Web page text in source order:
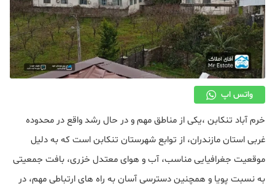
ملکی
همایش و نمایشگاه
واتس اپ
خرم‌ آباد تنکابن ،یکی از مناطق مهم و در حال رشد واقع در محدوده
غربی استان مازندران، از توابع شهرستان تنکابن است که به دلیل
موقعیت جغرافیایی مناسب، آب و هوای معتدل خزری، بافت جمعیتی
به نسبت پویا و همچنین دسترسی آسان به راه های ارتباطی مهم، در